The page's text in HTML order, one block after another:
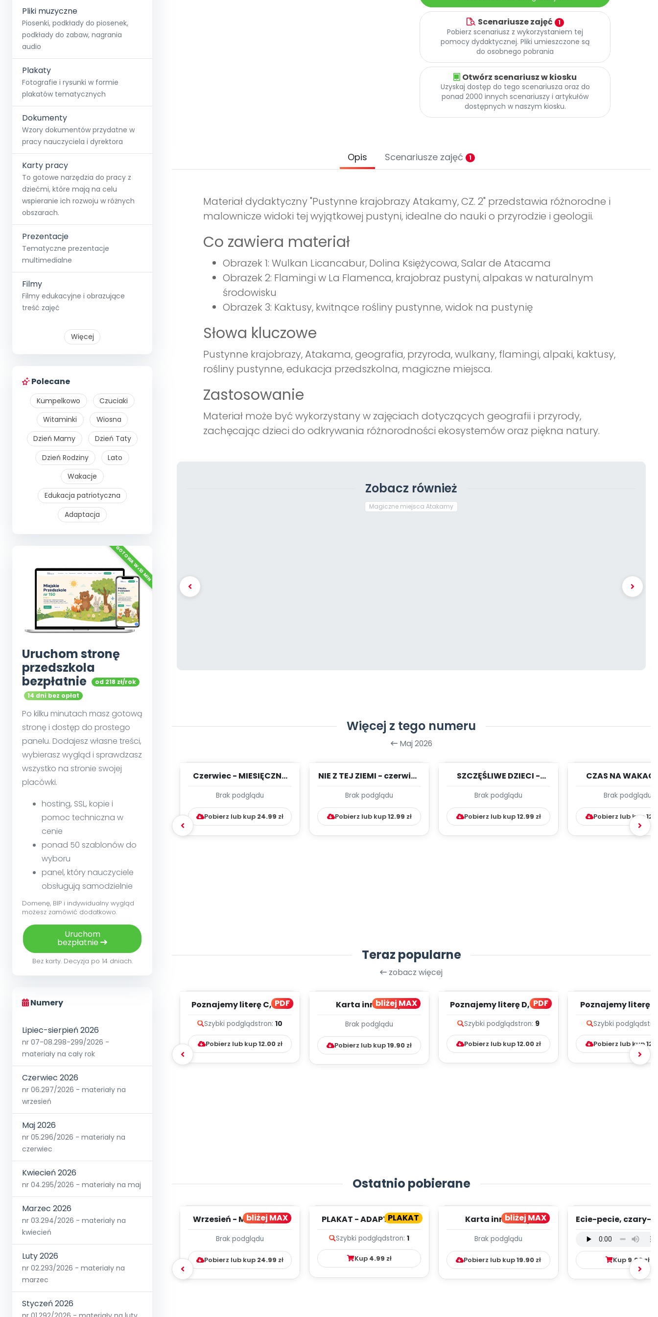
Pliki muzyczne
Piosenki, podkłady do piosenek,
podkłady do zabaw, nagrania
audio
Plakaty
Fotografie i rysunki w formie
plakatów tematycznych
Dokumenty
Wzory dokumentów przydatne w
pracy nauczyciela i dyrektora
Karty pracy
To gotowe narzędzia do pracy z
dziećmi, które mają na celu
wspieranie ich rozwoju w różnych
obszarach.
Prezentacje
Tematyczne prezentacje
multimedialne
Filmy
Filmy edukacyjne i obrazujące
treść zajęć
Więcej
Polecane
Kumpelkowo
Czuciaki
Witaminki
Wiosna
Dzień Mamy
Dzień Taty
Dzień Rodziny
Lato
Wakacje
Edukacja patriotyczna
Adaptacja
Uruchom stronę
przedszkola
bezpłatnie
od 218 zł/rok
14 dni bez opłat
Po kilku minutach masz gotową
stronę i dostęp do prostego
panelu. Dodajesz własne treści,
wybierasz wygląd i sprawdzasz
wszystko na stronie swojej
placówki.
hosting, SSL, kopie i
pomoc techniczna w
cenie
ponad 50 szablonów do
wyboru
panel, który nauczyciele
obsługują samodzielnie
Domenę, BIP i indywidualny wygląd
możesz zamówić dodatkowo.
Uruchom
bezpłatnie
Bez karty. Decyzja po 14 dniach.
Numery
Lipiec-sierpień 2026
nr 07-08.298-299/2026 -
materiały na cały rok
Czerwiec 2026
nr 06.297/2026 - materiały na
wrzesień
Maj 2026
nr 05.296/2026 - materiały na
czerwiec
Kwiecień 2026
nr 04.295/2026 - materiały na maj
Marzec 2026
nr 03.294/2026 - materiały na
kwiecień
Luty 2026
nr 02.293/2026 - materiały na
marzec
Styczeń 2026
Scenariusze zajęć 1
Pobierz scenariusz z wykorzystaniem tej
pomocy dydaktycznej. Pliki umieszczone są
do osobnego pobrania
Otwórz scenariusz w kiosku
Uzyskaj dostęp do tego scenariusza oraz do
ponad 2000 innych scenariuszy i artykułów
dostępnych w naszym kiosku.
Opis Scenariusze zajęć 1
Materiał dydaktyczny "Pustynne krajobrazy Atakamy, CZ. 2" przedstawia różnorodne i
malownicze widoki tej wyjątkowej pustyni, idealne do nauki o przyrodzie i geologii.
Co zawiera materiał
Obrazek 1: Wulkan Licancabur, Dolina Księżycowa, Salar de Atacama
Obrazek 2: Flamingi w La Flamenca, krajobraz pustyni, alpakas w naturalnym
środowisku
Obrazek 3: Kaktusy, kwitnące rośliny pustynne, widok na pustynię
Słowa kluczowe
Pustynne krajobrazy, Atakama, geografia, przyroda, wulkany, flamingi, alpaki, kaktusy,
rośliny pustynne, edukacja przedszkolna, magiczne miejsca.
Zastosowanie
Materiał może być wykorzystany w zajęciach dotyczących geografii i przyrody,
zachęcając dzieci do odkrywania różnorodności ekosystemów oraz piękna natury.
Zobacz również
Magiczne miejsca Atakamy
Więcej z tego numeru
Maj 2026
Czerwiec - MIESIĘCZNY
WYCHOWAWCZO –
DYDAKTYC...
Brak podglądu
Pobierz lub kup 24.99 zł
NIE Z TEJ ZIEMI - czerwiec
PRACY WYCH...
Brak podglądu
Pobierz lub kup12.99 zł
SZCZĘŚLIWE DZIECI -
PLAN PRACY WY...
Brak podglądu
Pobierz lub kup12.99 zł
CZAS NA
PLAN PRACY
Brak podglądu
Pobierz lub kup
Teraz popularne
zobacz więcej
PDF
Poznajemy literę C, cz. 1
Szybki podglądstron: 10
Pobierz lub kup12.00zł
bliżej MAX
Karta innowacji
Kumpelkowo
Brak podglądu
Pobierz lub kup19.90 zł
PDF
Poznajemy literę D, cz. 1
Szybki podglądstron: 9
Pobierz lub kup12.00zł
Poznajemy literę E,
Szybki podgląd
Pobierz lub kup
Ostatnio pobierane
bliżej MAX
Wrzesień - MIESIĘCZNY
WYCHOWAWCZO –
DYDAKTYC...
Brak podglądu
Pobierz lub kup 24.99 zł
PLAKAT
PLAKAT - ADAPTACJA -
Szybki podglądstron: 1
Kup 4.99 zł
bliżej MAX
Karta innowacji
Kumpelkowo
Brak podglądu
Pobierz lub kup19.90 zł
Ecie-pecie, czary-
mp3)
Kup 9.99zł